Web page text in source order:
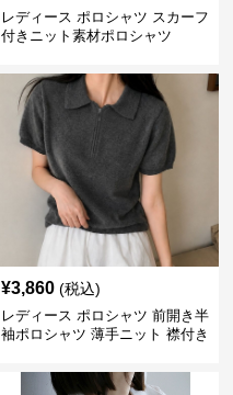
レディース ポロシャツ スカーフ
付きニット素材ポロシャツ
¥3,860 (税込)
レディース ポロシャツ 前開き半
袖ポロシャツ 薄手ニット 襟付き